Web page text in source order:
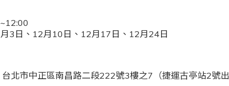
3日、12月10日、12月17日、12月24日
北市中正區南昌路二段222號3樓之7（捷運古亭站2號